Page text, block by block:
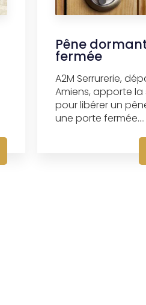
Pêne
fermée
A2M Serrurerie,
Amiens, apporte
pour libérer un
une porte fermée....